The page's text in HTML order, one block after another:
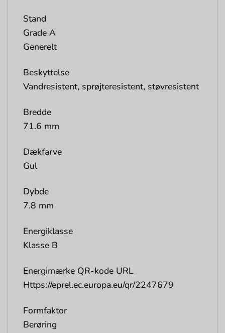
Stand
Grade A
Generelt
Beskyttelse
Vandresistent, sprøjteresistent, støvresistent
Bredde
71.6 mm
Dækfarve
Gul
Dybde
7.8 mm
Energiklasse
Klasse B
Energimærke QR-kode URL
Https://eprel.ec.europa.eu/qr/2247679
Formfaktor
Berøring